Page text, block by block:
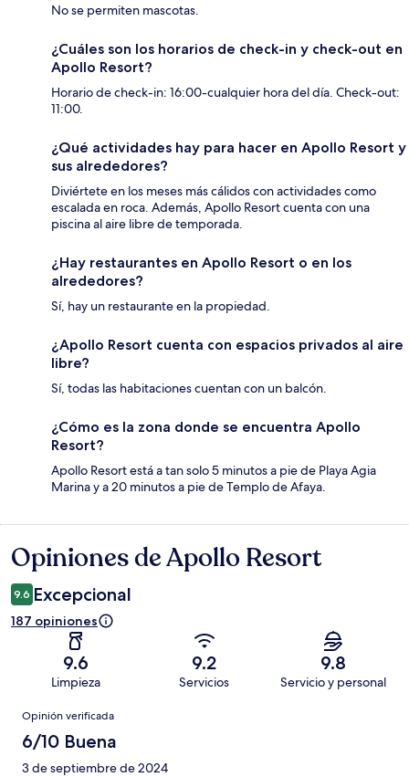
No se permiten mascotas.
¿Cuáles son los horarios de check-in y check-out en
Apollo Resort?
Horario de check-in: 16:00-cualquier hora del día. Check-out:
11:00.
¿Qué actividades hay para hacer en Apollo Resort y
sus alrededores?
Diviértete en los meses más cálidos con actividades como
escalada en roca. Además, Apollo Resort cuenta con una
piscina al aire libre de temporada.
¿Hay restaurantes en Apollo Resort o en los
alrededores?
Sí, hay un restaurante en la propiedad.
¿Apollo Resort cuenta con espacios privados al aire
libre?
Sí, todas las habitaciones cuentan con un balcón.
¿Cómo es la zona donde se encuentra Apollo
Resort?
Apollo Resort está a tan solo 5 minutos a pie de Playa Agia
Marina y a 20 minutos a pie de Templo de Afaya.
Opiniones
Opiniones de Apollo Resort
9.6 Excepcional
187 opiniones
9.6
Limpieza
9.2
Servicios
9.8
Servicio y personal
Opiniones
Opinión verificada
6/10 Buena
3 de septiembre de 2024